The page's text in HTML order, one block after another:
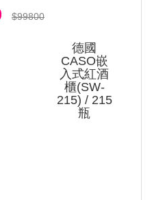
$99800
德國
CASO嵌
入式紅酒
櫃(SW-
215) / 215
瓶